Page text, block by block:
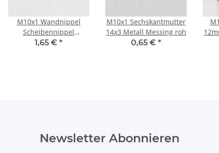
M10x1 Wandnippel
Scheibennippel
Aufbauscheibe
1,65 € *
M10x1 Sechskantmutter
14x3 Metall Messing roh
0,65 € *
Newsletter Abonnieren